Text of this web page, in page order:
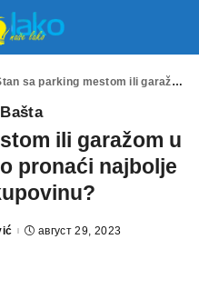
sa parking mestom ili garažom u Novom Sadu – kako pronaći najbolje opcije za kupovinu?
ili garažom u
pronaći najbolje
август 29, 2023